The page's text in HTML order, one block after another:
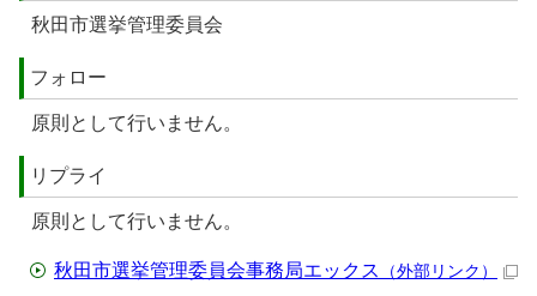
秋田市選挙管理委員会
フォロー
原則として行いません。
リプライ
原則として行いません。
秋田市選挙管理委員会事務局エックス （外部リンク）